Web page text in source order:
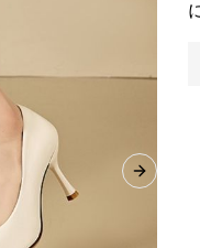
Next